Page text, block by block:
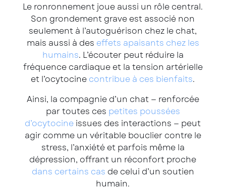
Le ronronnement joue aussi un rôle central.
Son grondement grave est associé non
seulement à l’autoguérison chez le chat,
mais aussi à des effets apaisants chez les
humains. L’écouter peut réduire la
fréquence cardiaque et la tension artérielle
et l’ocytocine contribue à ces bienfaits.
Ainsi, la compagnie d’un chat — renforcée
par toutes ces petites poussées
d’ocytocine issues des interactions — peut
agir comme un véritable bouclier contre le
stress, l’anxiété et parfois même la
dépression, offrant un réconfort proche
dans certains cas de celui d’un soutien
humain.